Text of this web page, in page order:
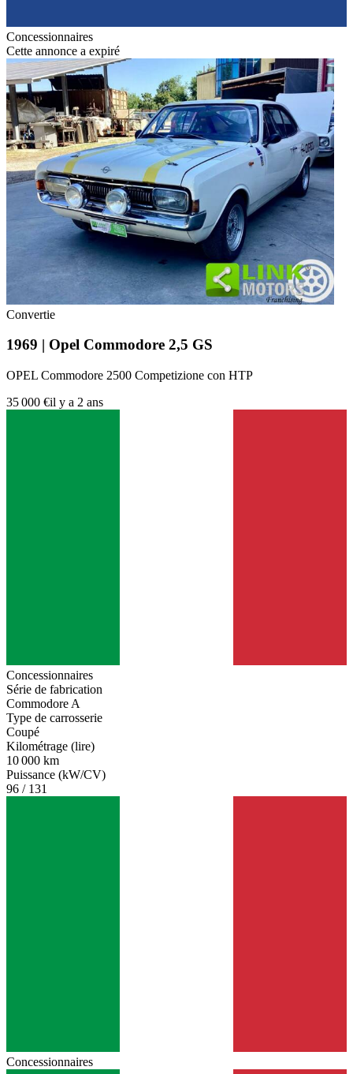
Concessionnaires
Cette annonce a expiré
Convertie
1969 | Opel Commodore 2,5 GS
OPEL Commodore 2500 Competizione con HTP
35 000 €il y a 2 ans
Concessionnaires
Série de fabrication
Commodore A
Type de carrosserie
Coupé
Kilométrage (lire)
10 000 km
Puissance (kW/CV)
96 / 131
Concessionnaires